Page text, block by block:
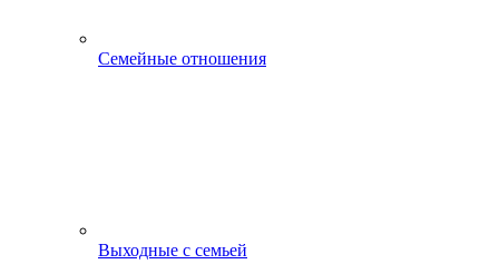
Семейные отношения
Выходные с семьей